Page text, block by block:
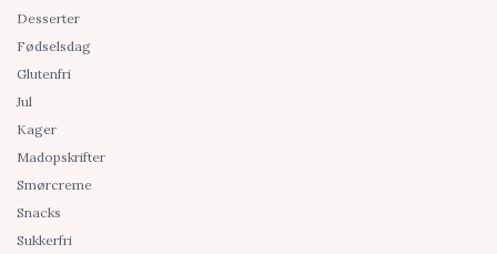
Desserter
Fødselsdag
Glutenfri
Jul
Kager
Madopskrifter
Smørcreme
Snacks
Sukkerfri